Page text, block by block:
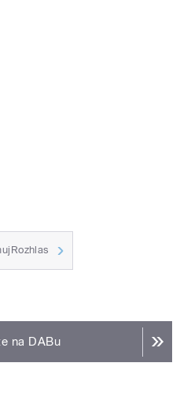
na DABu